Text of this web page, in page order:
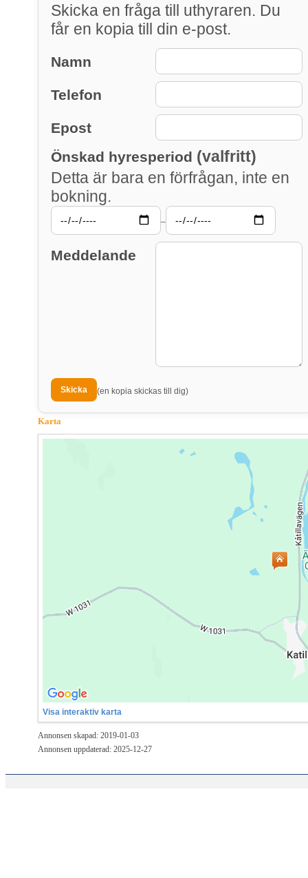
Skicka en fråga till uthyraren. Du
får en kopia till din e-post.
Namn
Telefon
Epost
Önskad hyresperiod (valfritt)
Detta är bara en förfrågan, inte en
bokning.
–
Meddelande
(en kopia skickas till dig)
Karta
Visa interaktiv karta
Annonsen skapad: 2019-01-03
Annonsen uppdaterad: 2025-12-27